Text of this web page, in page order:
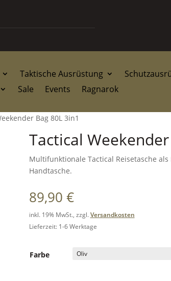
Taktische Ausrüstung
Sale Events Ragnarok
Bag 80L 3in1
Tactical
Multifunktionale Tactical Reisetasche als
Handtasche.
89,90 €
inkl. 19% MwSt., zzgl.Versandkosten
Lieferzeit: 1-6 Werktage
Farbe